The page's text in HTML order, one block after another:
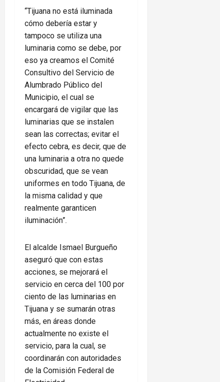
“Tijuana no está iluminada
cómo debería estar y
tampoco se utiliza una
luminaria como se debe, por
eso ya creamos el Comité
Consultivo del Servicio de
Alumbrado Público del
Municipio, el cual se
encargará de vigilar que las
luminarias que se instalen
sean las correctas; evitar el
efecto cebra, es decir, que de
una luminaria a otra no quede
obscuridad, que se vean
uniformes en todo Tijuana, de
la misma calidad y que
realmente garanticen
iluminación”.
El alcalde Ismael Burgueño
aseguró que con estas
acciones, se mejorará el
servicio en cerca del 100 por
ciento de las luminarias en
Tijuana y se sumarán otras
más, en áreas donde
actualmente no existe el
servicio, para la cual, se
coordinarán con autoridades
de la Comisión Federal de